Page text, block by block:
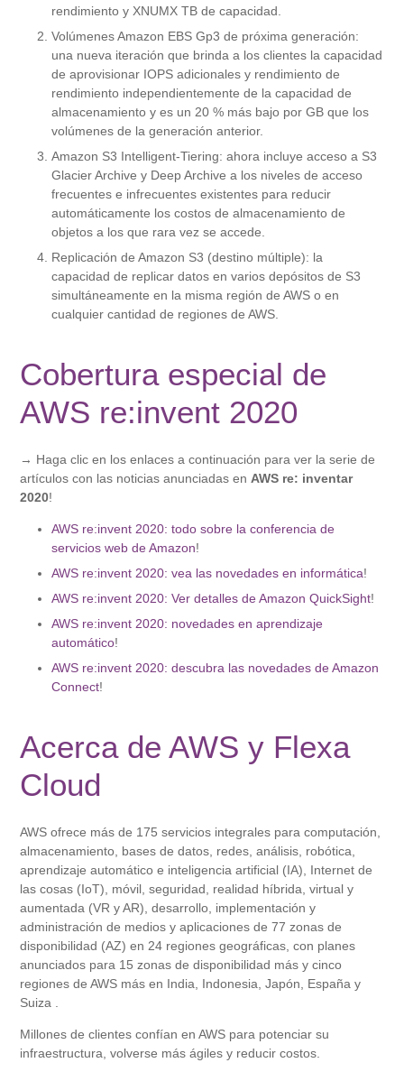
rendimiento y XNUMX TB de capacidad.
Volúmenes Amazon EBS Gp3 de próxima generación:
una nueva iteración que brinda a los clientes la capacidad
de aprovisionar IOPS adicionales y rendimiento de
rendimiento independientemente de la capacidad de
almacenamiento y es un 20 % más bajo por GB que los
volúmenes de la generación anterior.
Amazon S3 Intelligent-Tiering: ahora incluye acceso a S3
Glacier Archive y Deep Archive a los niveles de acceso
frecuentes e infrecuentes existentes para reducir
automáticamente los costos de almacenamiento de
objetos a los que rara vez se accede.
Replicación de Amazon S3 (destino múltiple): la
capacidad de replicar datos en varios depósitos de S3
simultáneamente en la misma región de AWS o en
cualquier cantidad de regiones de AWS.
Cobertura especial de
AWS re:invent 2020
→ Haga clic en los enlaces a continuación para ver la serie de
artículos con las noticias anunciadas en AWS re: inventar
2020!
AWS re:invent 2020: todo sobre la conferencia de
servicios web de Amazon!
AWS re:invent 2020: vea las novedades en informática!
AWS re:invent 2020: Ver detalles de Amazon QuickSight!
AWS re:invent 2020: novedades en aprendizaje
automático!
AWS re:invent 2020: descubra las novedades de Amazon
Connect!
Acerca de AWS y Flexa
Cloud
AWS ofrece más de 175 servicios integrales para computación,
almacenamiento, bases de datos, redes, análisis, robótica,
aprendizaje automático e inteligencia artificial (IA), Internet de
las cosas (IoT), móvil, seguridad, realidad híbrida, virtual y
aumentada (VR y AR), desarrollo, implementación y
administración de medios y aplicaciones de 77 zonas de
disponibilidad (AZ) en 24 regiones geográficas, con planes
anunciados para 15 zonas de disponibilidad más y cinco
regiones de AWS más en India, Indonesia, Japón, España y
Suiza .
Millones de clientes confían en AWS para potenciar su
infraestructura, volverse más ágiles y reducir costos.